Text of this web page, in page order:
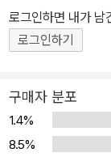
고 싶은 대한민국의
완도 갈문리 숲에서
행한 수천 킬로의
는 산장, 바다의 숲
는 살아있는 자연의 모습을 담았다.
의 우리 숲 산책>을
로그인하면 내가 남
로그인하기
구매자 분포
1.4%
8.5%